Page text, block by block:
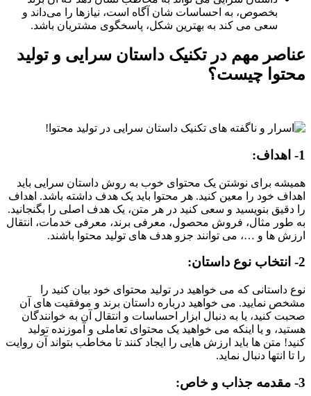
بخصوص، به احساسات شان آگاه است، نیازها را می‌داند و
سعی می کند به بهترین شکل، پاسخگوی مشتریان باشد.
عناصر مهم در تکنیک داستان سرایی و تولید
محتوا چیست؟
1- اهداف:
همیشه برای نوشتن یک محتوای خوب به روش داستان سرایی باید
اهداف خود را معین کنید. هر محتوا باید یک هدف داشته باشد. اهداف
را دقیق بنویسید و سعی کنید در هر متن، یک هدف اصلی را بگنجانید.
به طور مثال، فروش محصول، معرفی برند، معرفی خدمات، انتقال
ارزش ها و …، می توانند جزو هدف های تولید محتوا باشند.
2- انتخاب نوع داستان:
نوع داستانی که می خواهید در تولید محتوای خود بیان کنید را
مشخص نمایید. می خواهید درباره داستان برند و موفقیت های آن
صحبت کنید، یا به دنبال ابزار احساسات و انتقال آن به خوانندگان
هستید، و یا اینکه می خواهید یک محتوای تعاملی و آموزنده تولید
کنید! متن ها باید ارزش هایی را ایجاد کنند تا مخاطب بتواند آن روایت
را تا انتها دنبال نماید.
3- مقدمه جذاب و خاص: